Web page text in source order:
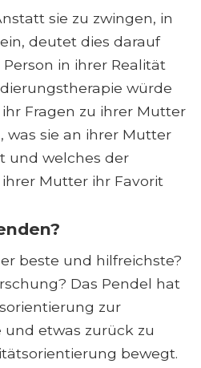
sie zu zwingen, in
deutet dies darauf
in ihrer Realität
würde
Fragen zu ihrer Mutter
was sie an ihrer Mutter
und welches der
Mutter ihr Favorit
beste und hilfreichste?
Das Pendel hat
zur
etwas zurück zu
bewegt.